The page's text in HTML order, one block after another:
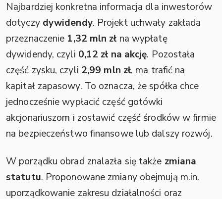
Najbardziej konkretna informacja dla inwestorów
dotyczy dywidendy. Projekt uchwały zakłada
przeznaczenie 1,32 mln zł na wypłatę
dywidendy, czyli 0,12 zł na akcję. Pozostała
część zysku, czyli 2,99 mln zł, ma trafić na
kapitał zapasowy. To oznacza, że spółka chce
jednocześnie wypłacić część gotówki
akcjonariuszom i zostawić część środków w firmie
na bezpieczeństwo finansowe lub dalszy rozwój.
W porządku obrad znalazła się także zmiana
statutu. Proponowane zmiany obejmują m.in.
uporządkowanie zakresu działalności oraz